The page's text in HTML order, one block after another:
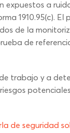
expuestos a
1910.95(c).
de la
de
trabajo y a
de seguridad